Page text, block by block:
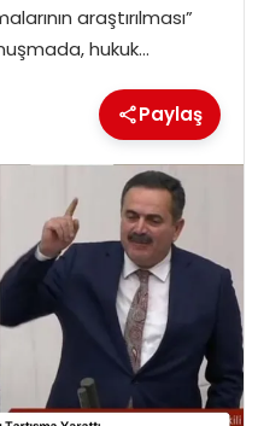
araştırılması”
hukuk…
Paylaş